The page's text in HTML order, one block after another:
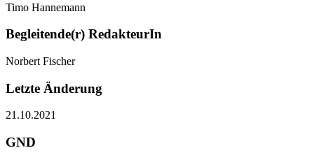
Timo Hannemann
Begleitende(r) RedakteurIn
Norbert Fischer
Letzte Änderung
21.10.2021
GND